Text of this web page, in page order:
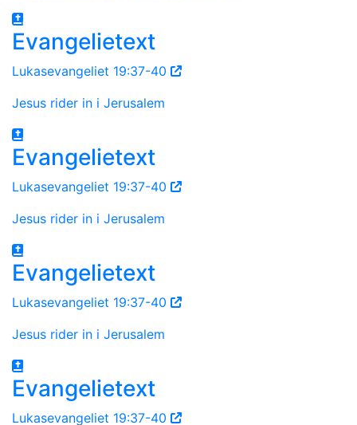
Evangelietext
Lukasevangeliet 19:37-40
Jesus rider in i Jerusalem
Evangelietext
Lukasevangeliet 19:37-40
Jesus rider in i Jerusalem
Evangelietext
Lukasevangeliet 19:37-40
Jesus rider in i Jerusalem
Evangelietext
Lukasevangeliet 19:37-40